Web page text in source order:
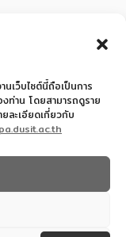
นเว็บไซต์นี้ถือเป็นการ
ท่าน โดยสามารถดูราย
ละเอียดเกี่ยวกับ
- WordPress